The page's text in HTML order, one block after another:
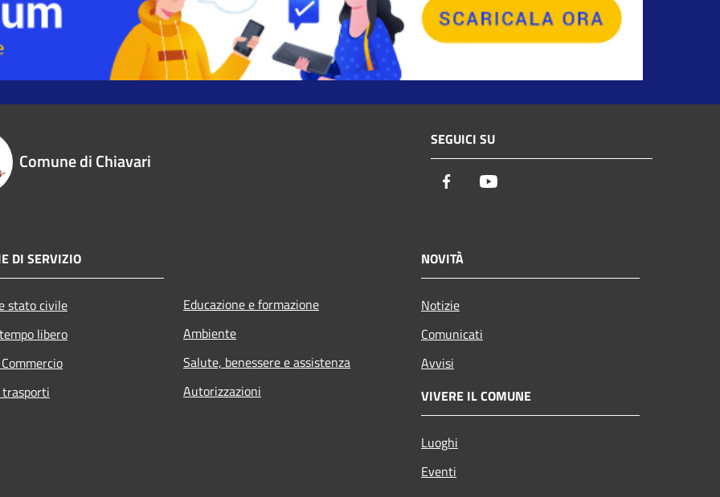
Comune di Chiavari
SEGUICI SU
Facebook
DI SERVIZIO
stato civile
libero
Educazione e formazione
Ambiente
Salute, benessere e assistenza
Autorizzazioni
NOVITÀ
Notizie
Comunicati
Avvisi
VIVERE IL COMUNE
Luoghi
Eventi